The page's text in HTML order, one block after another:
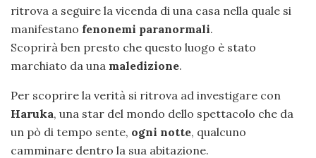
ritrova a seguire la vicenda di una casa nella quale si
manifestano fenonemi paranormali.
Scoprirà ben presto che questo luogo è stato
marchiato da una maledizione.
Per scoprire la verità si ritrova ad investigare con
Haruka, una star del mondo dello spettacolo che da
un pò di tempo sente, ogni notte, qualcuno
camminare dentro la sua abitazione.